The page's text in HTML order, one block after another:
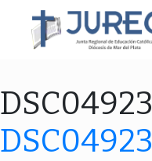
DSC04923
DSC04923